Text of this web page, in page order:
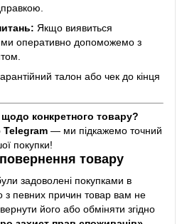
Якщо виявиться
оперативно допоможемо з
талон або чек до кінця
конкретного товару?
Telegram — ми підкажемо точний
покупки!
товару
задоволені покупками в
певних причин товар вам не
його або обміняти згідно